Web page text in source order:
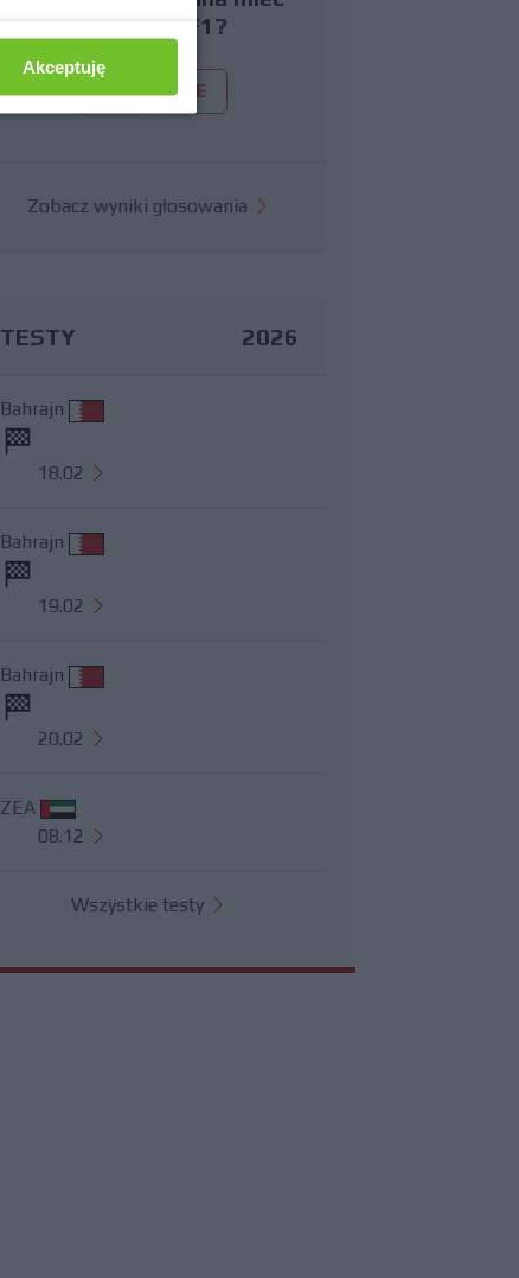
miejsce w F1?
TAK NIE
Zobacz wyniki głosowania
TESTY 2026
Bahrajn
18.02
Bahrajn
19.02
Bahrajn
20.02
ZEA
08.12
Wszystkie testy
Akceptuję